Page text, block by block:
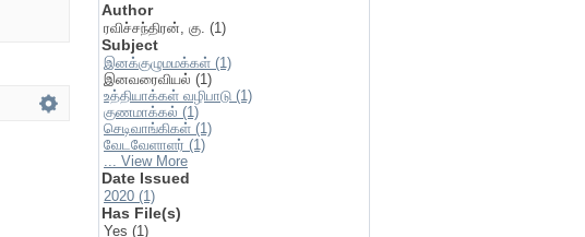
Author
ரவிச்சந்திரன், கு. (1)
Subject
இனக்குழுமமக்கள் (1)
இனவரைவியல் (1)
உத்தியாக்கள் வழிபாடு (1)
குணமாக்கல் (1)
செடிவாங்கிகள் (1)
வேடவேளாளர் (1)
... View More
Date Issued
2020 (1)
Has File(s)
Yes (1)